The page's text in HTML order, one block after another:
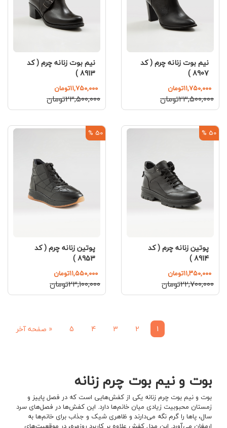
نیم بوت زنانه چرم ( کد
8907 )
۱۱,۷۵۰,۰۰۰تومان
۲۳,۵۰۰,۰۰۰تومان
نیم بوت زنانه چرم ( کد
8913 )
۱۱,۷۵۰,۰۰۰تومان
۲۳,۵۰۰,۰۰۰تومان
50 %
پوتین زنانه چرم ( کد
8914 )
۱۱,۳۵۰,۰۰۰تومان
۲۲,۷۰۰,۰۰۰تومان
50 %
پوتین زنانه چرم ( کد
8953 )
۱۱,۵۵۰,۰۰۰تومان
۲۳,۱۰۰,۰۰۰تومان
1
2
3
4
5
« صفحه آخر
بوت و نیم بوت چرم زنانه
بوت و نیم بوت چرم زنانه یکی از کفش‌هایی است که در فصل پاییز و
زمستان محبوبیت زیادی میان خانم‌ها دارد‌. این کفش‌ها در فصل‌های سرد
سال، پاها را گرم نگه می‌دارند و ظاهری شیک و جذاب برای خانم‌ها به